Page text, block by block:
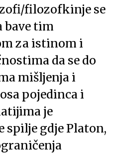
filozofkinje se
bave tim
za istinom i
da se do
mišljenja i
pojedinca i
je
spilje gdje Platon,